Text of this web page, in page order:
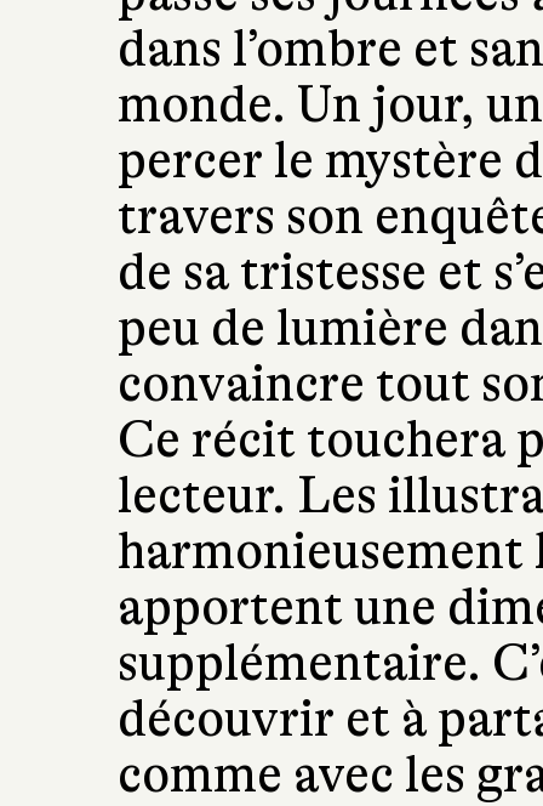
dans l’ombre et
monde. Un jour,
percer le mystère
travers son
de sa tristesse et
peu de lumière
convaincre tout
Ce récit touchera
lecteur. Les
harmonieusement
apportent une
supplémentaire.
découvrir et à
comme avec les